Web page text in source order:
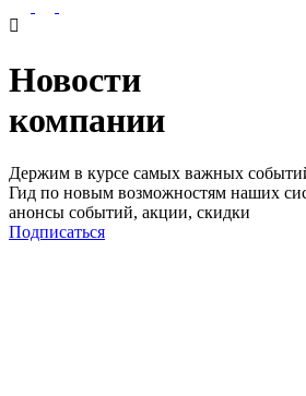
Новости
компании
Держим в курсе самых важных
Гид по новым возможностям наших
анонсы событий, акции, скидки
Подписаться